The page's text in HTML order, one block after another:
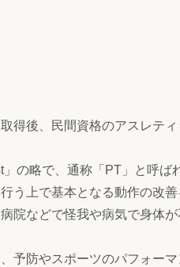
得後、民間資格のアスレテ
の略で、通称「PT」と呼ば
う上で基本となる動作の改
院などで怪我や病気で身体
予防やスポーツのパフォー